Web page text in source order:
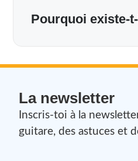
Pourquoi existe-
La newsletter
Inscris-toi à la
guitare, des astuces et